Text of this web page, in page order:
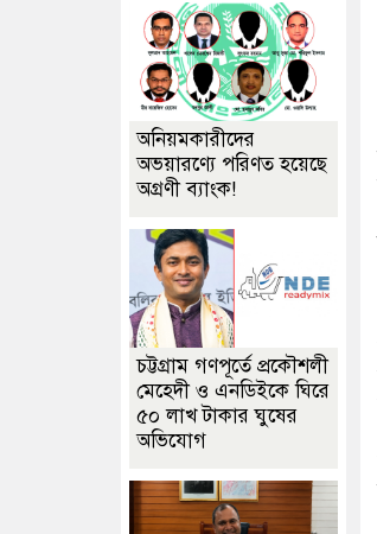
অনিয়মকারীদের
অভয়ারণ্যে পরিণত হয়েছে
অগ্রণী ব্যাংক!
চট্টগ্রাম গণপূর্তে প্রকৌশলী
মেহেদী ও এনডিইকে ঘিরে
৫০ লাখ টাকার ঘুষের
অভিযোগ